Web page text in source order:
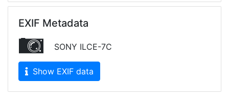
EXIF Metadata
SONY ILCE-7C
Show EXIF data